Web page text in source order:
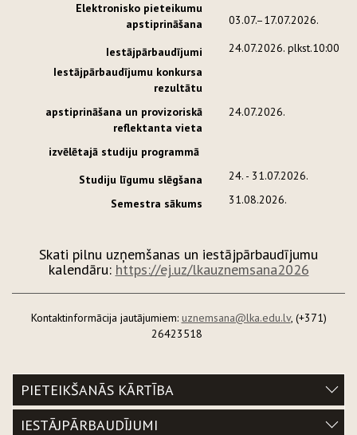
Elektronisko pieteikumu
apstiprināšana
03.07.–17.07.2026.
Iestājpārbaudījumi
24.07.2026. plkst.10:00
Iestājpārbaudījumu konkursa
rezultātu
apstiprināšana un provizoriskā
reflektanta vieta
izvēlētajā studiju programmā
24.07.2026.
Studiju līgumu slēgšana
24. - 31.07.2026.
Semestra sākums
31.08.2026.
Skati pilnu uzņemšanas un iestājpārbaudījumu
kalendāru: https://ej.uz/lkauznemsana2026
Kontaktinformācija jautājumiem: uznemsana@lka.edu.lv, (+371)
26423518
PIETEIKŠANĀS KĀRTĪBA
IESTĀJPĀRBAUDĪJUMI